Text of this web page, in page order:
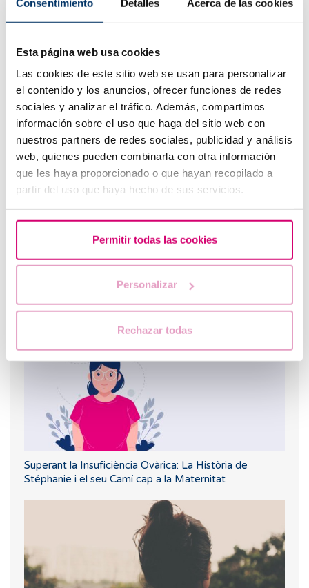
Consentimiento Detalles Acerca de las cookies
Esta página web usa cookies
Las cookies de este sitio web se usan para personalizar
el contenido y los anuncios, ofrecer funciones de redes
sociales y analizar el tráfico. Además, compartimos
información sobre el uso que haga del sitio web con
nuestros partners de redes sociales, publicidad y análisis
web, quienes pueden combinarla con otra información
que les haya proporcionado o que hayan recopilado a
partir del uso que haya hecho de sus servicios.
Permitir todas las cookies
Personalizar
Rechazar todas
Què s’ha de fer si la menstruació s'endarrereix amb un
test d’embaràs negatiu?
Betaespera: símptomes d'embaràs?
Superant la Insuficiència Ovàrica: La Història de
Stéphanie i el seu Camí cap a la Maternitat